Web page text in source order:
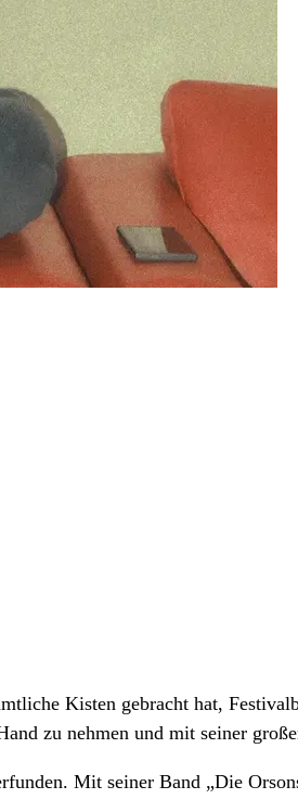
Kisten gebracht hat,
zu nehmen und mit seiner
Mit seiner Band „Die